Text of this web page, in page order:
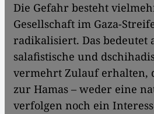
Die Gefahr besteht
Gesellschaft im Gaza-
radikalisiert. Das bedeutet
salafistische und
vermehrt Zulauf erhalten,
zur Hamas – weder eine
verfolgen noch ein